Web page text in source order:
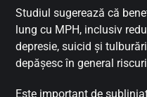
Studiul sugerează că
lung cu MPH, inclusiv
depresie, suicid și
depășesc în general
Este important de